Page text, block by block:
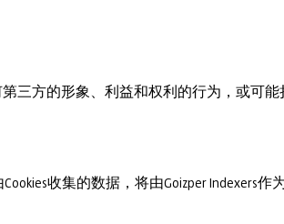
第三方的形象、利益和权利的行为，或可
收集的数据，将由Goizper Indexers作